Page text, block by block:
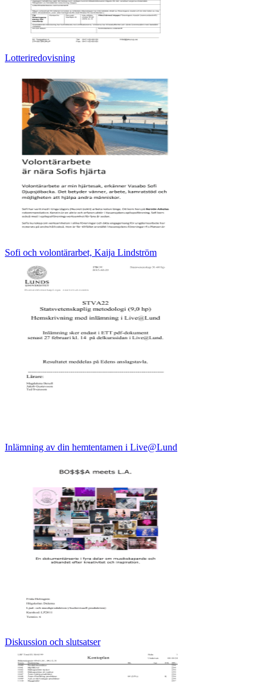
Lotteriredovisning
Sofi och volontärarbet, Kaija Lindström
Inlämning av din hemtentamen i Live@Lund
Diskussion och slutsatser